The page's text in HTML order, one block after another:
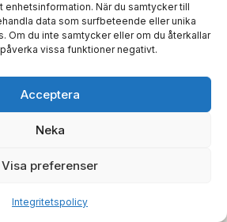
enhetsinformation. När du samtycker till
data som surfbeteende eller unika
Om du inte samtycker eller om du återkallar
vissa funktioner negativt.
Acceptera
Neka
Visa preferenser
Integritetspolicy
medförsäljningsplikt: tag-
på samma villkor som en
en majoritet tvinga med